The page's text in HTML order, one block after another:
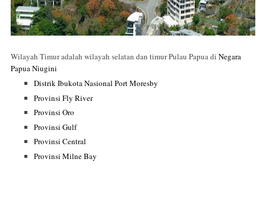
Wilayah Timur adalah wilayah selatan dan timur Pulau Papua di Negara
Papua Niugini
Distrik Ibukota Nasional Port Moresby
Provinsi Fly River
Provinsi Oro
Provinsi Gulf
Provinsi Central
Provinsi Milne Bay